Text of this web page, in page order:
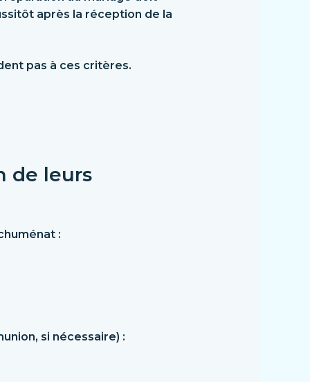
après la réception de la
pas à ces critères.
de leurs
:
si nécessaire) :